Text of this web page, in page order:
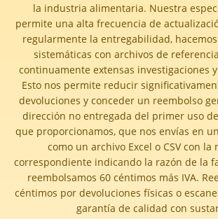
la industria alimentaria. Nuestra
permite una alta frecuencia de
regularmente la entregabilidad,
sistemáticas con archivos de
continuamente extensas investigaciones
Esto nos permite reducir
devoluciones y conceder un reembolso
dirección no entregada del primer uso
que proporcionamos, que nos envías en
como un archivo Excel o CSV con la
correspondiente indicando la razón de la
reembolsamos 60 céntimos más IVA.
céntimos por devoluciones físicas o
garantía de calidad con